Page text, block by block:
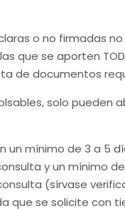
o no firmadas
que se aporten
de documentos
solo pueden
un mínimo de 3 a 5
y un mínimo
(sírvase
que se solicite con